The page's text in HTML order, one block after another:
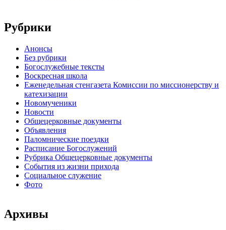
Рубрики
Анонсы
Без рубрики
Богослужебные тексты
Воскресная школа
Еженедельная стенгазета Комиссии по миссионерству и
катехизации
Новомученики
Новости
Общецерковные документы
Объявления
Паломнические поездки
Расписание Богослужений
Рубрика Общецерковные документы
События из жизни прихода
Социальное служение
Фото
Архивы